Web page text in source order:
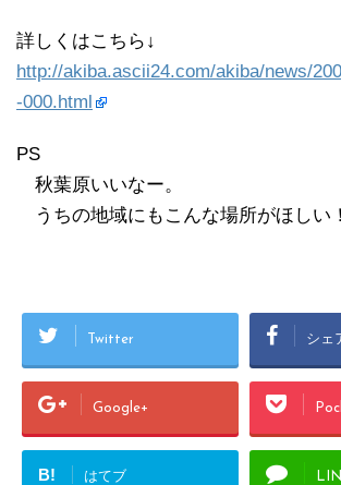
詳しくはこちら↓
http://akiba.ascii24.com/akiba/news/
-000.html
PS
秋葉原いいなー。
うちの地域にもこんな場所がほしい！
Twitter シェ
Google+
B! はてブ